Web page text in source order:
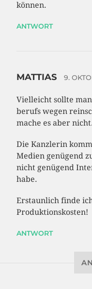
können.
ANTWORT
MATTIAS 9.
Vielleicht sollte
berufs wegen
mache es aber
Die Kanzlerin
Medien genügend
nicht genügend
habe.
Erstaunlich finde
Produktionskosten!
ANTWORT